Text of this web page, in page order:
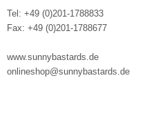
Tel: +49 (0)201-1788833
Fax: +49 (0)201-1788677
www.sunnybastards.de
onlineshop@sunnybastards.de